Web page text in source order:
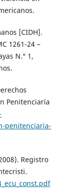
[CIDH].
1261-24 –
N.° 1,
Penitenciaría
penitenciaria-
Registro